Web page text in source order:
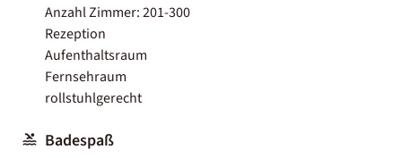
Anzahl Zimmer: 201-300
Rezeption
Aufenthaltsraum
Fernsehraum
rollstuhlgerecht
Badespaß